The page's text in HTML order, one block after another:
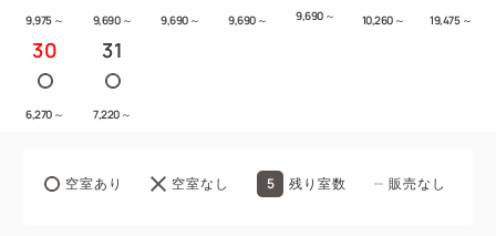
9,975 ～ 9,690 ～ 9,690 ～ 9,690 ～ 9,690 ～ 10,260 ～ 19,475 ～
30
6,270 ～
31
7,220 ～
空室あり 空室なし 5 残り室数 販売なし